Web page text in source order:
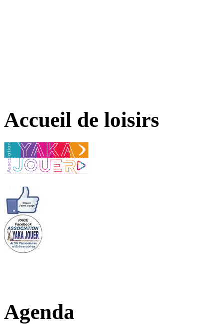
Accueil de loisirs
Agenda